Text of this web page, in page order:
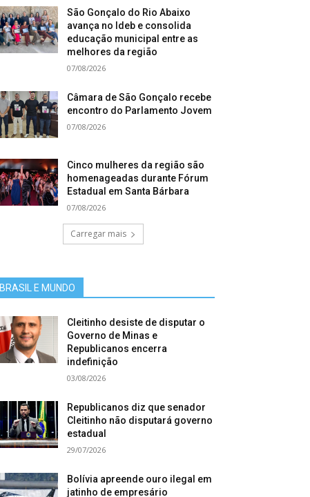
São Gonçalo do Rio Abaixo
avança no Ideb e consolida
educação municipal entre as
melhores da região
07/08/2026
Câmara de São Gonçalo recebe
encontro do Parlamento Jovem
07/08/2026
Cinco mulheres da região são
homenageadas durante Fórum
Estadual em Santa Bárbara
07/08/2026
Carregar mais
BRASIL E MUNDO
Cleitinho desiste de disputar o
Governo de Minas e
Republicanos encerra
indefinição
03/08/2026
Republicanos diz que senador
Cleitinho não disputará governo
estadual
29/07/2026
Bolívia apreende ouro ilegal em
jatinho de empresário